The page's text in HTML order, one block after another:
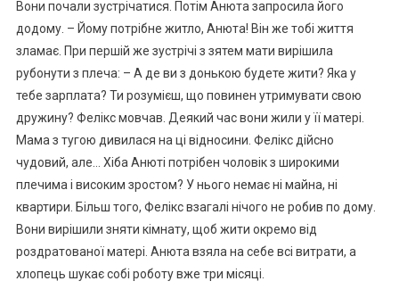
Вони почали зустрічатися. Потім Анюта запросила його
додому. – Йому потрібне житло, Анюта! Він же тобі життя
зламає. При першій же зустрічі з зятем мати вирішила
рубонути з плеча: – А де ви з донькою будете жити? Яка у
тебе зарплата? Ти розумієш, що повинен утримувати свою
дружину? Фелікс мовчав. Деякий час вони жили у її матері.
Мама з тугою дивилася на ці відносини. Фелікс дійсно
чудовий, але… Хіба Анюті потрібен чоловік з широкими
плечима і високим зростом? У нього немає ні майна, ні
квартири. Більш того, Фелікс взагалі нічого не робив по дому.
Вони вирішили зняти кімнату, щоб жити окремо від
роздратованої матері. Анюта взяла на себе всі витрати, а
хлопець шукає собі роботу вже три місяці.